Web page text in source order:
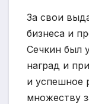
За свои
бизнеса и
Сечкин был
наград и
и успешное
множеству